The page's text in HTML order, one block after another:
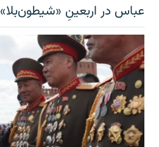
عباس در اربعینِ «شیطون‌بلا»